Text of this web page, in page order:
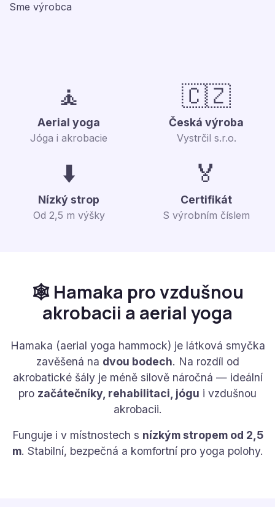
Sme výrobca
🧘
Aerial yoga
Jóga i akrobacie
🇨🇿
Česká výroba
Vystrčil s.r.o.
⬇️
Nízký strop
Od 2,5 m výšky
🏅
Certifikát
S výrobním číslem
🕸️ Hamaka pro vzdušnou
akrobacii a aerial yoga
Hamaka (aerial yoga hammock) je látková smyčka
zavěšená na dvou bodech. Na rozdíl od
akrobatické šály je méně silově náročná — ideální
pro začátečníky, rehabilitaci, jógu i vzdušnou
akrobacii.
Funguje i v místnostech s nízkým stropem od 2,5
m. Stabilní, bezpečná a komfortní pro yoga polohy.